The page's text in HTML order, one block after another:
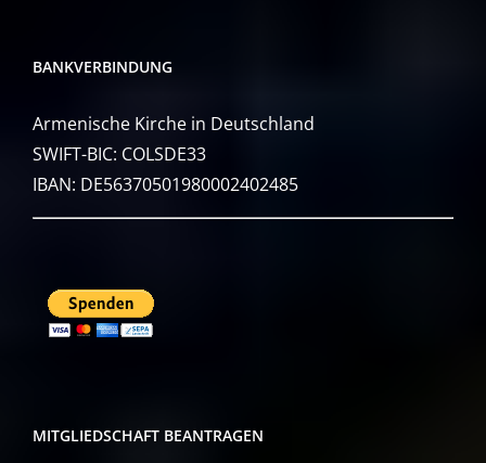
BANKVERBINDUNG
Armenische Kirche in Deutschland
SWIFT-BIC: COLSDE33
IBAN: DE56370501980002402485
MITGLIEDSCHAFT BEANTRAGEN